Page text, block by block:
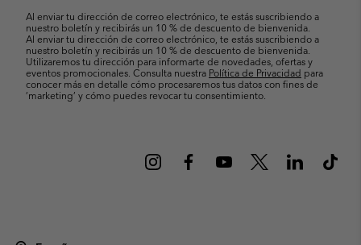
Al enviar tu dirección de correo electrónico, te estás suscribiendo a
nuestro boletín y recibirás un 10 % de descuento de bienvenida.
Al enviar tu dirección de correo electrónico, te estás suscribiendo a
nuestro boletín y recibirás un 10 % de descuento de bienvenida.
Utilizaremos tu dirección para informarte de novedades, ofertas y
eventos promocionales. Consulta nuestra Política de Privacidad para
conocer más en detalle cómo procesaremos tus datos con fines de
’marketing’ y cómo puedes revocar tu consentimiento.